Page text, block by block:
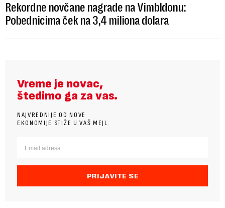
Rekordne novčane nagrade na Vimbldonu:
Pobednicima ček na 3,4 miliona dolara
Vreme je novac,
štedimo ga za vas.
NAJVREDNIJE OD NOVE
EKONOMIJE STIŽE U VAŠ MEJL.
PRIJAVITE SE